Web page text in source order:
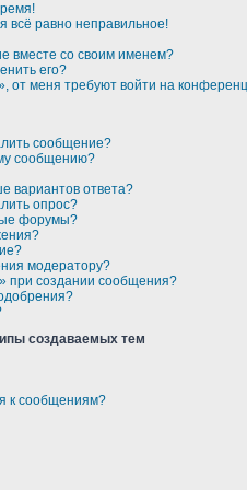
всё равно неправильное!
вместе со своим именем?
его?
от меня требуют войти на
сообщение?
сообщению?
вариантов ответа?
опрос?
форумы?
модератору?
при создании сообщения?
создаваемых тем
к сообщениям?